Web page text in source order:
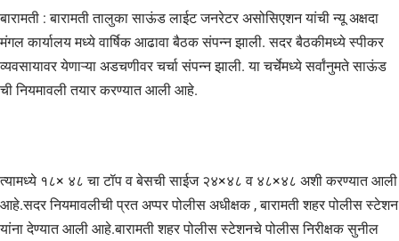
बारामती : बारामती तालुका साऊंड लाईट जनरेटर असोसिएशन यांची न्यू अक्षदा
मंगल कार्यालय मध्ये वार्षिक आढावा बैठक संपन्न झाली. सदर बैठकीमध्ये स्पीकर
व्यवसायावर येणाऱ्या अडचणीवर चर्चा संपन्न झाली. या चर्चेमध्ये सर्वांनुमते साऊंड
ची नियमावली तयार करण्यात आली आहे.
त्यामध्ये १८× ४८ चा टॉप व बेसची साईज २४×४८ व ४८×४८ अशी करण्यात आली
आहे.सदर नियमावलीची प्रत अप्पर पोलीस अधीक्षक , बारामती शहर पोलीस स्टेशन
यांना देण्यात आली आहे.बारामती शहर पोलीस स्टेशनचे पोलीस निरीक्षक सुनील